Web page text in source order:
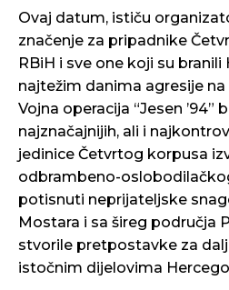
Ovaj datum, ističu
značenje za pripadnike
RBiH i sve one koji su branili
najtežim danima agresije
Vojna operacija “Jesen ’94”
najznačajnijih, ali i
jedinice Četvrtog korpusa
odbrambeno-
potisnuti neprijateljske
Mostara i sa šireg područja
stvorile pretpostavke za
istočnim dijelovima